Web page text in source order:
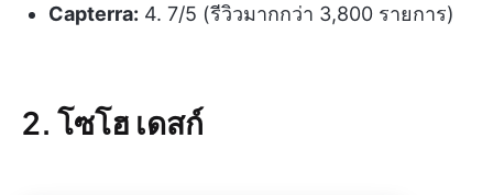
Capterra: 4. 7/5 (รีวิวมากกว่า 3,800 รายการ)
2. โซโฮ เดสก์